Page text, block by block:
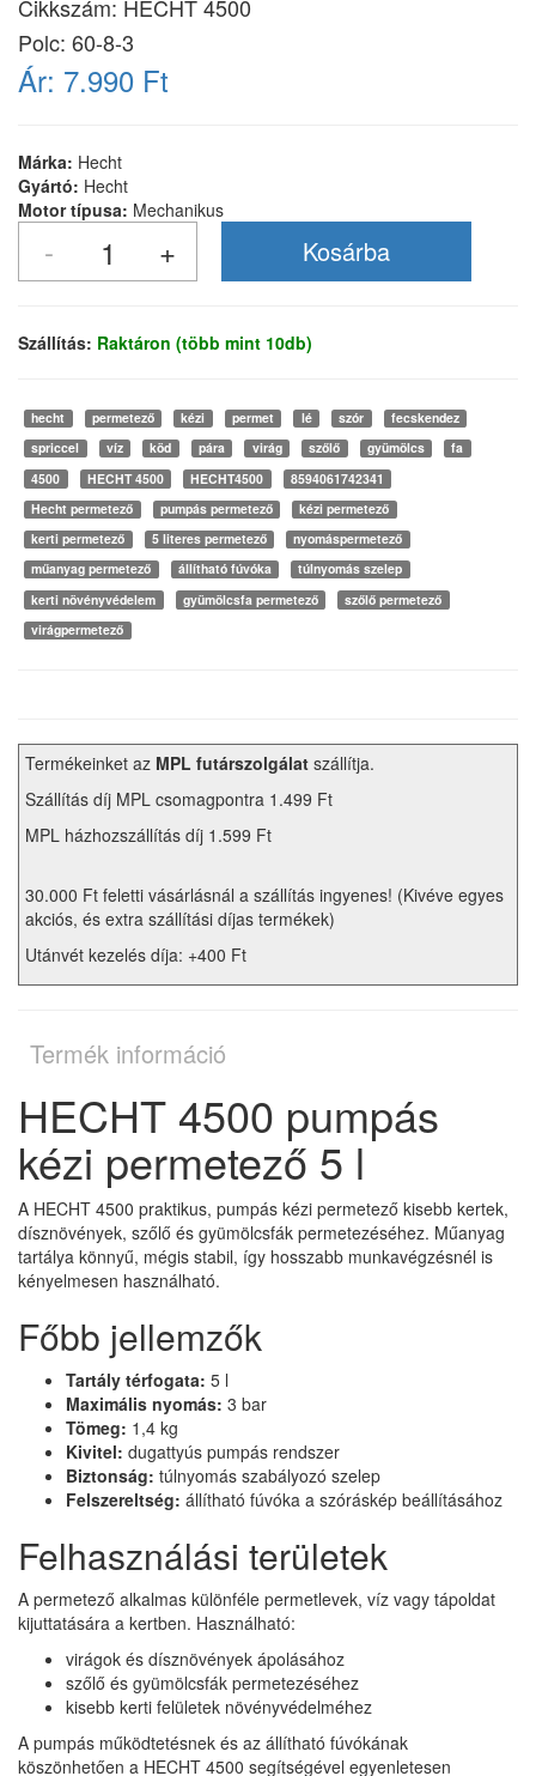
Cikkszám: HECHT 4500
Polc: 60-8-3
Ár: 7.990 Ft
Márka: Hecht
Gyártó: Hecht
Motor típusa: Mechanikus
Szállítás: Raktáron (több mint 10db)
hecht permetező kézi permet lé szór
fecskendez
spriccel
víz köd pára virág szőlő gyümölcs
fa
4500
HECHT 4500 HECHT4500
8594061742341
Hecht permetező
pumpás permetező
kézi permetező
kerti permetező
5 literes permetező
nyomáspermetező
műanyag permetező
állítható fúvóka
túlnyomás szelep
kerti növényvédelem
gyümölcsfa permetező
szőlő permetező
virágpermetező
Termékeinket az MPL futárszolgálat szállítja.
Szállítás díj MPL csomagpontra 1.499 Ft
MPL házhozszállítás díj 1.599 Ft
30.000 Ft feletti vásárlásnál a szállítás ingyenes! (Kivéve egyes
akciós, és extra szállítási díjas termékek)
Utánvét kezelés díja: +400 Ft
Termék információ
HECHT 4500 pumpás
kézi permetező 5 l
A HECHT 4500 praktikus, pumpás kézi permetező kisebb kertek,
dísznövények, szőlő és gyümölcsfák permetezéséhez. Műanyag
tartálya könnyű, mégis stabil, így hosszabb munkavégzésnél is
kényelmesen használható.
Főbb jellemzők
Tartály térfogata: 5 l
Maximális nyomás: 3 bar
Tömeg: 1,4 kg
Kivitel: dugattyús pumpás rendszer
Biztonság: túlnyomás szabályozó szelep
Felszereltség: állítható fúvóka a szóráskép beállításához
Felhasználási területek
A permetező alkalmas különféle permetlevek, víz vagy tápoldat
kijuttatására a kertben. Használható:
virágok és dísznövények ápolásához
szőlő és gyümölcsfák permetezéséhez
kisebb kerti felületek növényvédelméhez
A pumpás működtetésnek és az állítható fúvókának
köszönhetően a HECHT 4500 segítségével egyenletesen